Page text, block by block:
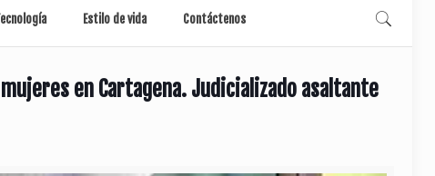
Estilo de vida Contáctenos
en Cartagena. Judicializado asaltante